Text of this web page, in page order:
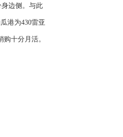
边侧。与此
港为430雷亚
十分月活。